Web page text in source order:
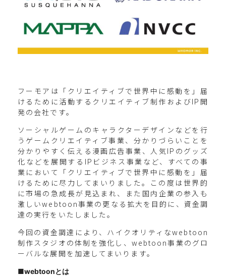
フーモアは「クリエイティブで世界中に感動を」届
けるために活動するクリエイティブ制作およびIP開
発の会社です。
ソーシャルゲームのキャラクターデザインなどを行
うゲームクリエイティブ事業、分かりづらいことを
分かりやすく伝える漫画広告事業、人気IPのグッズ
化などを展開するIPビジネス事業など、すべての事
業において「クリエイティブで世界中に感動を」届
けるために尽力してまいりました。この度は世界的
に市場の急成長が見込まれ、また国内企業の参入も
激しいwebtoon事業の更なる拡大を目的に、資金調
達の実行をいたしました。
今回の資金調達により、ハイクオリティなwebtoon
制作スタジオの体制を強化し、webtoon事業のグロ
ーバルな展開を加速してまいります。
■webtoonとは